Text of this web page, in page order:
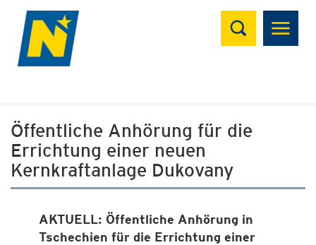
Suchen
Öffentliche Anhörung für die
Errichtung einer neuen
Kernkraftanlage Dukovany
AKTUELL: Öffentliche Anhörung in
Tschechien für die Errichtung einer